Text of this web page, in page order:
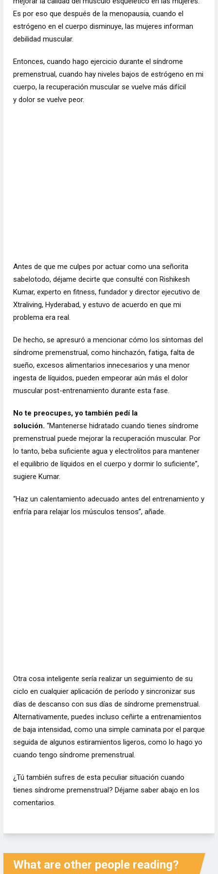
Es por eso que después de la menopausia, cuando el
estrógeno en el cuerpo disminuye, las mujeres informan
debilidad muscular.
Entonces, cuando hago ejercicio durante el síndrome
premenstrual, cuando hay niveles bajos de estrógeno en mi
cuerpo, la recuperación muscular se vuelve más difícil
y dolorse vuelve peor.
Antes de que me culpes por actuar como una señorita
sabelotodo, déjame decirte que consulté con Rishikesh
Kumar, experto en fitness, fundador y director ejecutivo de
Xtraliving, Hyderabad, y estuvo de acuerdo en que mi
problema era real.
De hecho, se apresuró a mencionar cómo los síntomas del
síndrome premenstrual, como hinchazón, fatiga, falta de
sueño, excesos alimentarios innecesarios y una menor
ingesta de líquidos, pueden empeorar aún más el dolor
muscular post-entrenamiento durante esta fase.
No te preocupes, yo también pedí la
solución. “Mantenerse hidratado cuando tienes síndrome
premenstrual puede mejorar la recuperación muscular. Por
lo tanto, beba suficiente agua y electrolitos para mantener
el equilibrio de líquidos en el cuerpo y dormir lo suficiente”,
sugiere Kumar.
“Haz un calentamiento adecuado antes del entrenamiento y
enfría para relajar los músculos tensos”, añade.
Otra cosa inteligente sería realizar un seguimiento de su
ciclo en cualquier aplicación de período y sincronizar sus
días de descanso con sus días de síndrome premenstrual.
Alternativamente, puedes incluso ceñirte a entrenamientos
de baja intensidad, como una simple caminata por el parque
seguida de algunos estiramientos ligeros, como lo hago yo
cuando tengo síndrome premenstrual.
¿Tú también sufres de esta peculiar situación cuando
tienes síndrome premenstrual? Déjame saber abajo en los
comentarios.
What are other people reading?